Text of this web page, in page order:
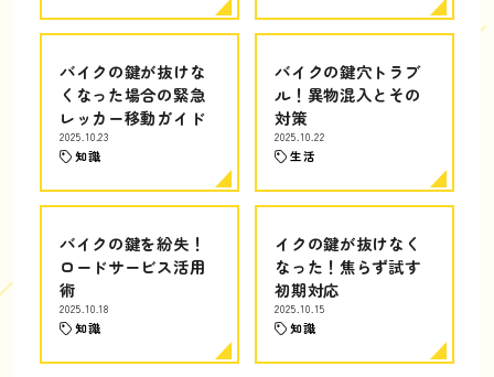
バイクの鍵が抜けな
くなった場合の緊急
レッカー移動ガイド
2025.10.23
知識
バイクの鍵穴トラブ
ル！異物混入とその
対策
2025.10.22
生活
バイクの鍵を紛失！
ロードサービス活用
術
2025.10.18
知識
イクの鍵が抜けなく
なった！焦らず試す
初期対応
2025.10.15
知識